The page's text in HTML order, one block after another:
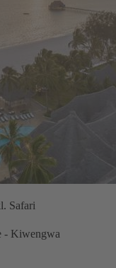
Safari
- Kiwengwa